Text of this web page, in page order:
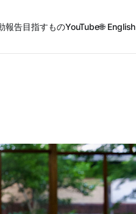
報告目指すものYouTube🌐 English